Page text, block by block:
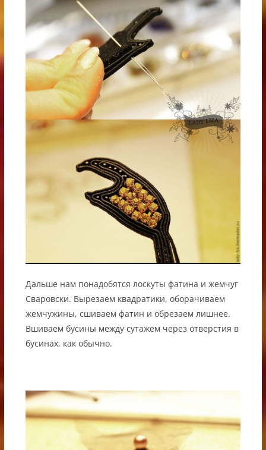
Дальше нам понадобятся лоскуты фатина и жемчуг
Сваровски. Вырезаем квадратики, оборачиваем
жемчужины, сшиваем фатин и обрезаем лишнее.
Вшиваем бусины между сутажем через отверстия в
бусинах, как обычно.